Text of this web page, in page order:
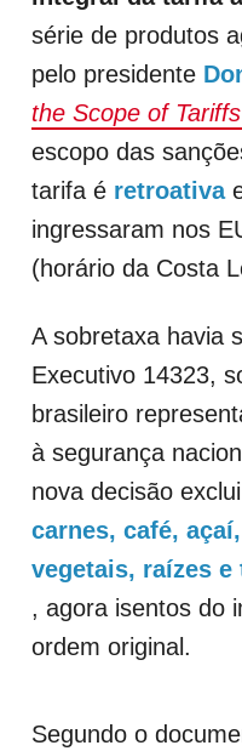
série de produtos
pelo presidente
the Scope of
escopo das
tarifa é retroativa
ingressaram nos
(horário da Costa
A sobretaxa havia
Executivo 14323,
brasileiro
à segurança
nova decisão
carnes, café,
vegetais, raízes
, agora isentos do
ordem original.
Segundo o